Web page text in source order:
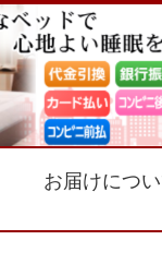
お届けにつ